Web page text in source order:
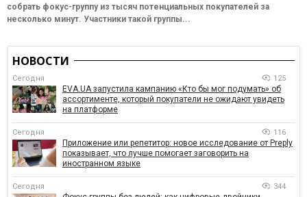
собрать фокус-группу из тысяч потенциальных покупателей за
несколько минут. Участники такой группы...
НОВОСТИ
Сегодня 125
EVA.UA запустила кампанию «Кто бы мог подумать» об
ассортименте, который покупатели не ожидают увидеть
на платформе
Сегодня 116
Приложение или репетитор: новое исследование от Preply
показывает, что лучше помогает заговорить на
иностранном языке
Сегодня 344